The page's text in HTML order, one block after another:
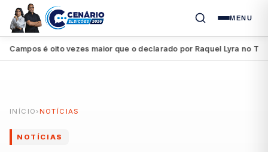
MENU
é oito vezes maior que o declarado por Raquel Lyra no TSE●
INÍCIO ›NOTÍCIAS
NOTÍCIAS